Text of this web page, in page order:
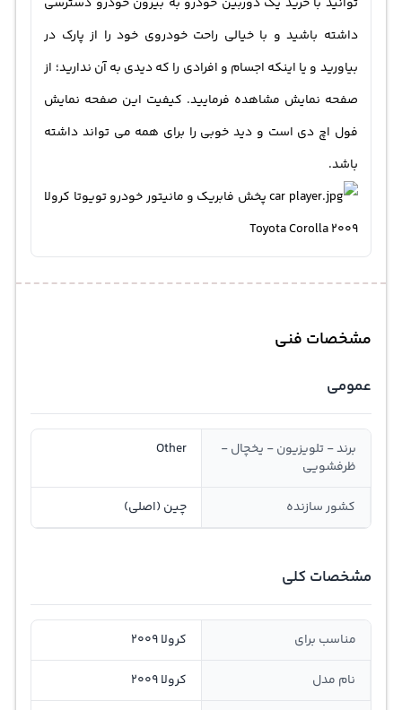
توانید با خرید یک دوربین خودرو به بیرون خودرو دسترسی
داشته باشید و با خیالی راحت خودروی خود را از پارک در
بیاورید و یا اینکه اجسام و افرادی را که دیدی به آن ندارید؛ از
صفحه نمایش مشاهده فرمایید. کیفیت این صفحه نمایش
فول اچ دی است و دید خوبی را برای همه می تواند داشته
باشد.
مشخصات فنی
عمومی
برند - تلویزیون - یخچال -
ظرفشویی
Other
کشور سازنده چین (اصلی)
مشخصات کلی
مناسب برای کرولا 2009
نام مدل کرولا 2009